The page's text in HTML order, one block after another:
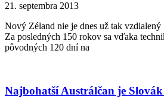
21. septembra 2013
Nový Zéland nie je dnes už tak vzdialený
Za posledných 150 rokov sa vďaka
pôvodných 120 dní na
Najbohatší Austrálčan je